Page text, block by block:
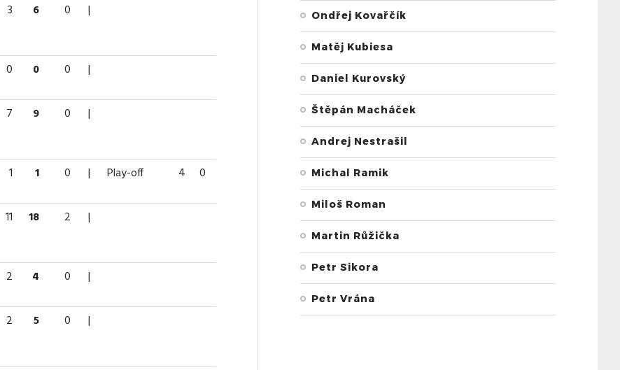
3 6 0 |
0 0 0 |
7 9 0 |
1 1 0 | Play-off 4 0
11 18 2 |
2 4 0 |
2 5 0 |
Ondřej Kovařčík
Matěj Kubiesa
Daniel Kurovský
Štěpán Macháček
Andrej Nestrašil
Michal Ramik
Miloš Roman
Martin Růžička
Petr Sikora
Petr Vrána